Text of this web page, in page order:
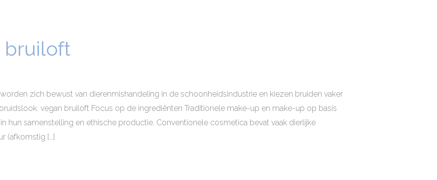
bruiloft
zich bewust van dierenmishandeling in de schoonheidsindustrie en kiezen bruiden vaker
vegan bruiloft Focus op de ingrediënten Traditionele make-up en make-up op basis
hun samenstelling en ethische productie. Conventionele cosmetica bevat vaak dierlijke
(afkomstig […]